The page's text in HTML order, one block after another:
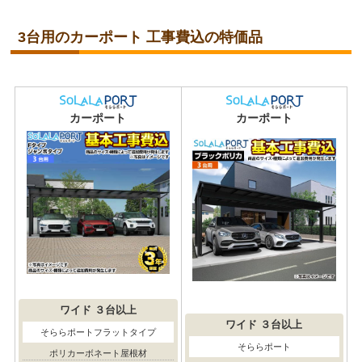
3台用のカーポート 工事費込の特価品
カーポート
ワイド ３台以上
そららポートフラットタイプ
ポリカーボネート屋根材
カーポート
ワイド ３台以上
そららポート